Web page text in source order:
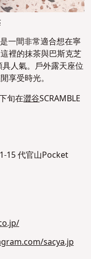
一間非常適合想在寧
裡的抹茶與巴斯克芝
人氣。戶外露天座位
享受時光。
旬在澀谷SCRAMBLE
15 代官山Pocket
sacya.jp